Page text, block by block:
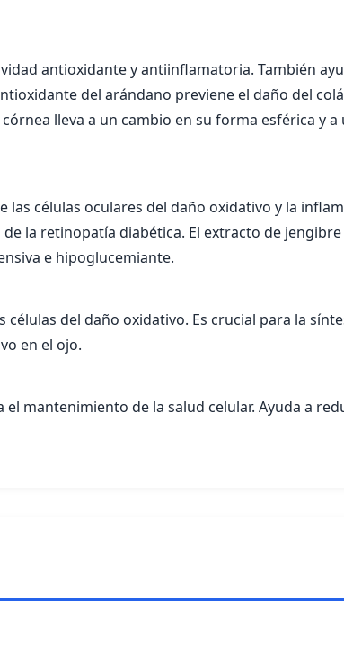
antioxidante y antiinflamatoria. También
del arándano previene el daño del
lleva a un cambio en su forma esférica y
células oculares del daño oxidativo y la
la retinopatía diabética. El extracto de
e hipoglucemiante.
del daño oxidativo. Es crucial para la
en el ojo.
mantenimiento de la salud celular. Ayuda a